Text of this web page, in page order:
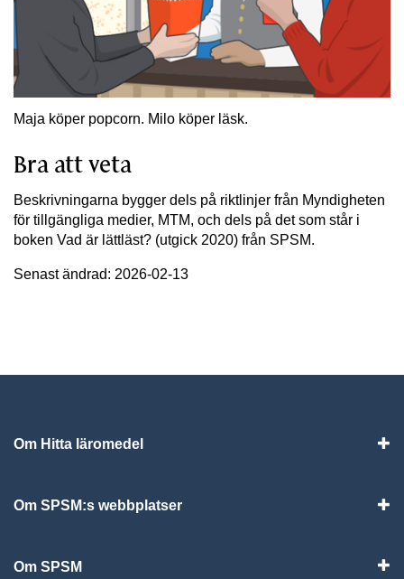
Maja köper popcorn. Milo köper läsk.
Bra att veta
Beskrivningarna bygger dels på riktlinjer från Myndigheten
för tillgängliga medier, MTM, och dels på det som står i
boken Vad är lättläst? (utgick 2020) från SPSM.
Senast ändrad: 2026-02-13
Om Hitta läromedel
Om SPSM:s webbplatser
Om SPSM